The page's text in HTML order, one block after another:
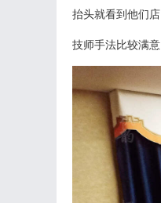
抬头就看到他们
技师手法比较满